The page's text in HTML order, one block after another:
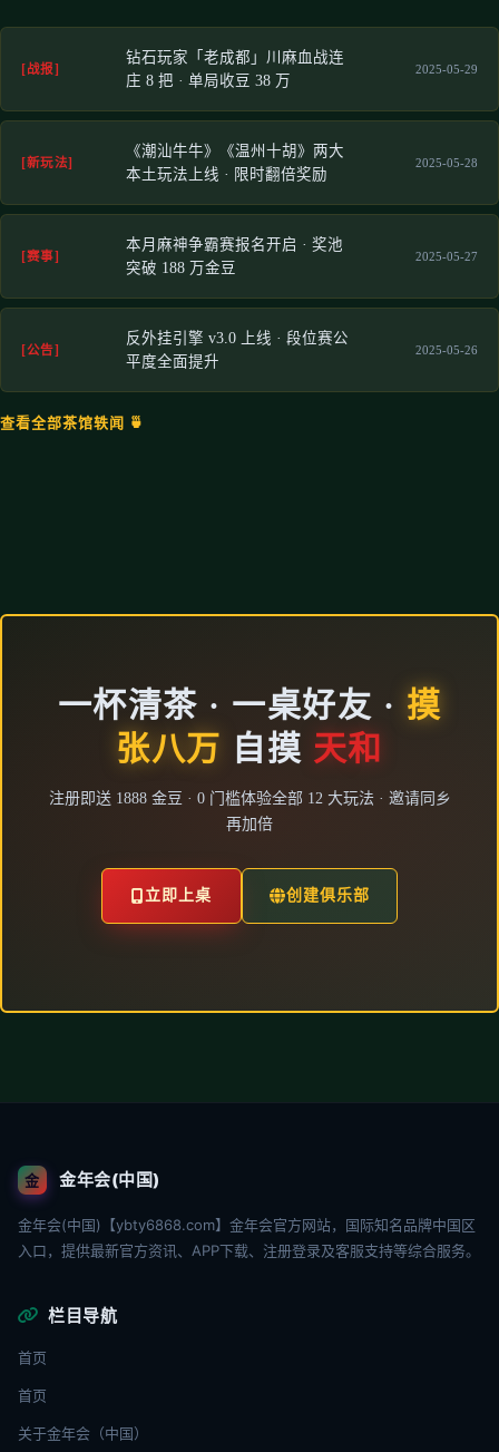
[战报]
钻石玩家「老成都」川麻血战连
庄 8 把 · 单局收豆 38 万
2025-05-29
[新玩法]
《潮汕牛牛》《温州十胡》两大
本土玩法上线 · 限时翻倍奖励
2025-05-28
[赛事]
本月麻神争霸赛报名开启 · 奖池
突破 188 万金豆
2025-05-27
[公告]
反外挂引擎 v3.0 上线 · 段位赛公
平度全面提升
2025-05-26
查看全部茶馆轶闻 🍵
一杯清茶 · 一桌好友 · 摸
张八万 自摸 天和
注册即送 1888 金豆 · 0 门槛体验全部 12 大玩法 · 邀请同乡
再加倍
立即上桌 创建俱乐部
金 金年会(中国)
金年会(中国)【ybty6868.com】金年会官方网站，国际知名品牌中国区
入口，提供最新官方资讯、APP下载、注册登录及客服支持等综合服务。
栏目导航
首页
首页
关于金年会（中国）